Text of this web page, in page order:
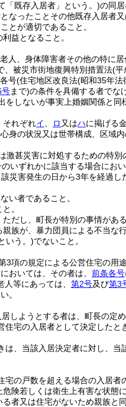
「既存入居者」という。)の同
なったことその他既存入居者
とが適切であること。
益となること。
人、身体障害者その他の特に
、被災市街地復興特別措置法(平
号(住宅地区改良法(昭和35年法
号まで)の条件を具備する者でな
をしないが事実上婚姻関係と
それぞれイ ロ 又はハに掲げる
身の状況又は世帯構成、区域
激甚災害に対処するための特
いずれかに該当する場合にお
災害発生の日から3年を経過し
い者であること。
。
ただし、町長が特別の事情があ
族が、暴力団員による不当な
いう。)でないこと。
項の規定による公営住宅の用
おいては、その者は、 前条各号
人等にあっては、 第2号及び第3
。
しようとする者は、町長の定
住宅の入居者として決定した
、当該入居決定者に対し、
の戸数を超える場合の入居者
険若しくは衛生上有害な状態
者又は住宅がないため親族と